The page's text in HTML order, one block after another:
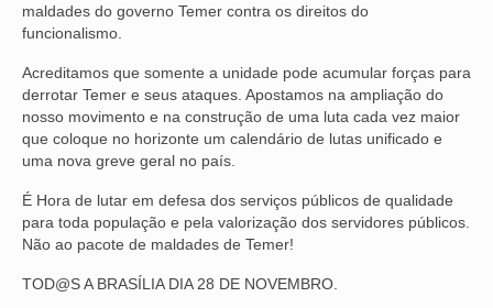
maldades do governo Temer contra os direitos do
funcionalismo.
Acreditamos que somente a unidade pode acumular forças para
derrotar Temer e seus ataques. Apostamos na ampliação do
nosso movimento e na construção de uma luta cada vez maior
que coloque no horizonte um calendário de lutas unificado e
uma nova greve geral no país.
É Hora de lutar em defesa dos serviços públicos de qualidade
para toda população e pela valorização dos servidores públicos.
Não ao pacote de maldades de Temer!
TOD@S A BRASÍLIA DIA 28 DE NOVEMBRO.